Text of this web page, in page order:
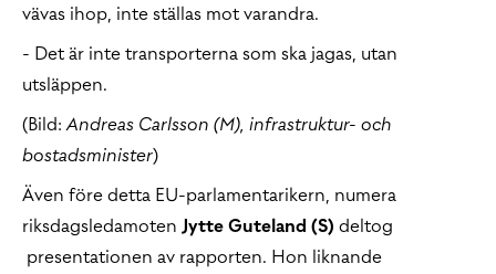
vävas ihop, inte ställas mot varandra.
- Det är inte transporterna som ska jagas, utan
utsläppen.
(Bild:Andreas Carlsson (M), infrastruktur- och
bostadsminister)
Även före detta EU-parlamentarikern, numera
riksdagsledamoten Jytte Guteland (S) deltog
presentationen av rapporten. Hon liknande